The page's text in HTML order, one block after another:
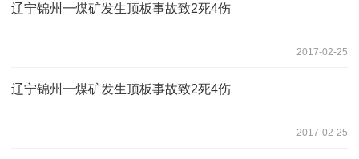
辽宁锦州一煤矿发生顶板事故致2死4伤
2017-02-25
辽宁锦州一煤矿发生顶板事故致2死4伤
2017-02-25